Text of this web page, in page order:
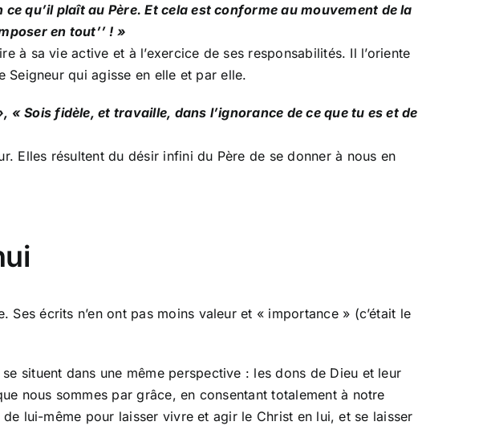
qu’il plaît au Père. Et cela est conforme au mouvement de la
en tout’’ ! »
à sa vie active et à l’exercice de ses responsabilités. Il l’oriente
qui agisse en elle et par elle.
« Sois fidèle, et travaille, dans l’ignorance de ce que tu es et de
Elles résultent du désir infini du Père de se donner à nous en
écrits n’en ont pas moins valeur et « importance » (c’était le
situent dans une même perspective : les dons de Dieu et leur
nous sommes par grâce, en consentant totalement à notre
lui-même pour laisser vivre et agir le Christ en lui, et se laisser